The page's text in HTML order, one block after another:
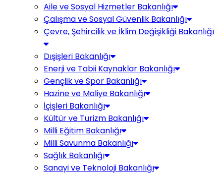
Aile ve Sosyal Hizmetler Bakanlığı
Çalışma ve Sosyal Güvenlik Bakanlığı
Çevre, Şehircilik ve İklim Değişikliği Bakanlığı
Dışişleri Bakanlığı
Enerji ve Tabii Kaynaklar Bakanlığı
Gençlik ve Spor Bakanlığı
Hazine ve Maliye Bakanlığı
İçişleri Bakanlığı
Kültür ve Turizm Bakanlığı
Milli Eğitim Bakanlığı
Milli Savunma Bakanlığı
Sağlık Bakanlığı
Sanayi ve Teknoloji Bakanlığı